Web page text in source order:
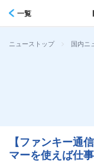
一覧
ニューストップ > 国内ニ
【ファンキー通
マーを使えば仕